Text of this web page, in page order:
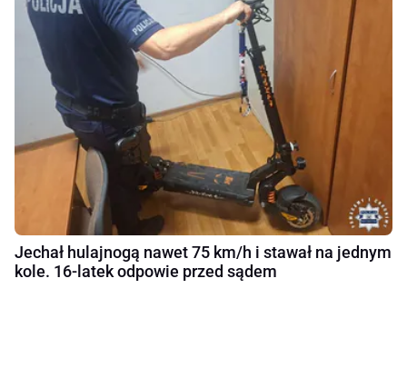
Jechał hulajnogą nawet 75 km/h i stawał na jednym
kole. 16-latek odpowie przed sądem